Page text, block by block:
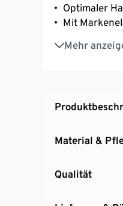
Optimaler
Mit
Mehr
Weiches,
Material &
Qualität